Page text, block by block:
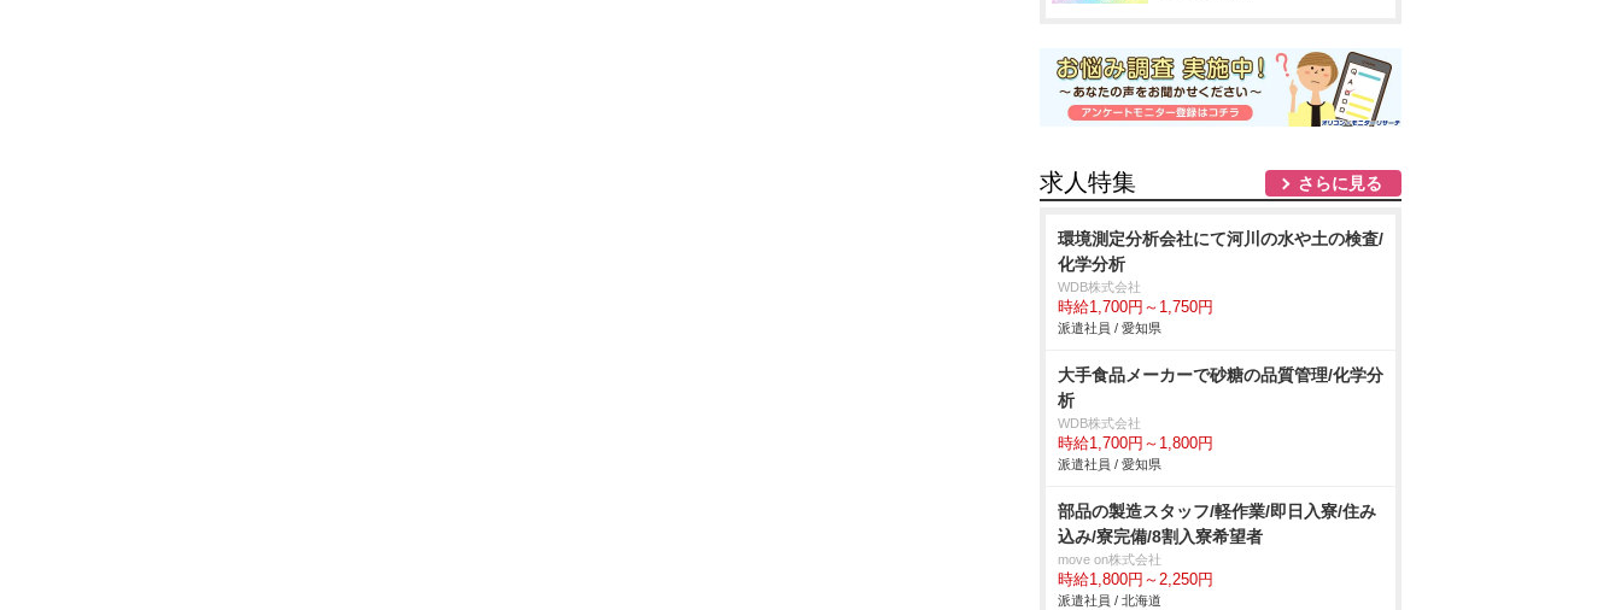
求人特集 さらに見る
環境測定分析会社にて河川の水や土の検査/
化学分析
WDB株式会社
時給1,700円～1,750円
派遣社員 / 愛知県
大手食品メーカーで砂糖の品質管理/化学分
析
WDB株式会社
時給1,700円～1,800円
派遣社員 / 愛知県
部品の製造スタッフ/軽作業/即日入寮/住み
込み/寮完備/8割入寮希望者
move on株式会社
時給1,800円～2,250円
派遣社員 / 北海道